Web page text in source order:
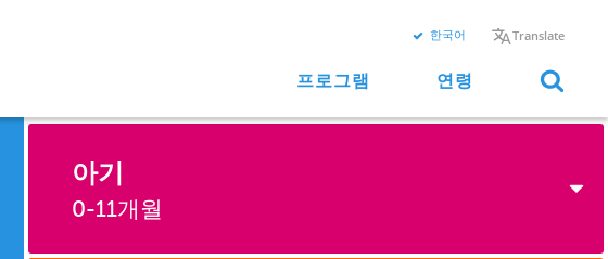
한국어 Translate
프로그램 연령
아기
0-11개월